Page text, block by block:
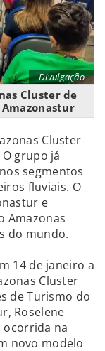
Divulgação
Cluster de
Cluster
grupo já
segmentos
fluviais. O
e
Amazonas
do mundo.
14 de janeiro a
Cluster
de Turismo do
Roselene
ocorrida na
novo modelo